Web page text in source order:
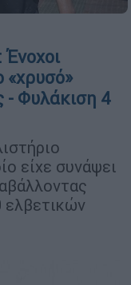
«χρυσό»
- Φυλάκιση 4
είχε συνάψει